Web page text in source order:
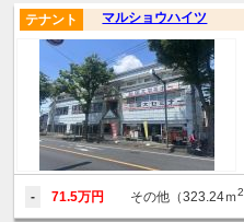
マルショウハイツ
テナント
- 71.5万円 その他（323.24ｍ2